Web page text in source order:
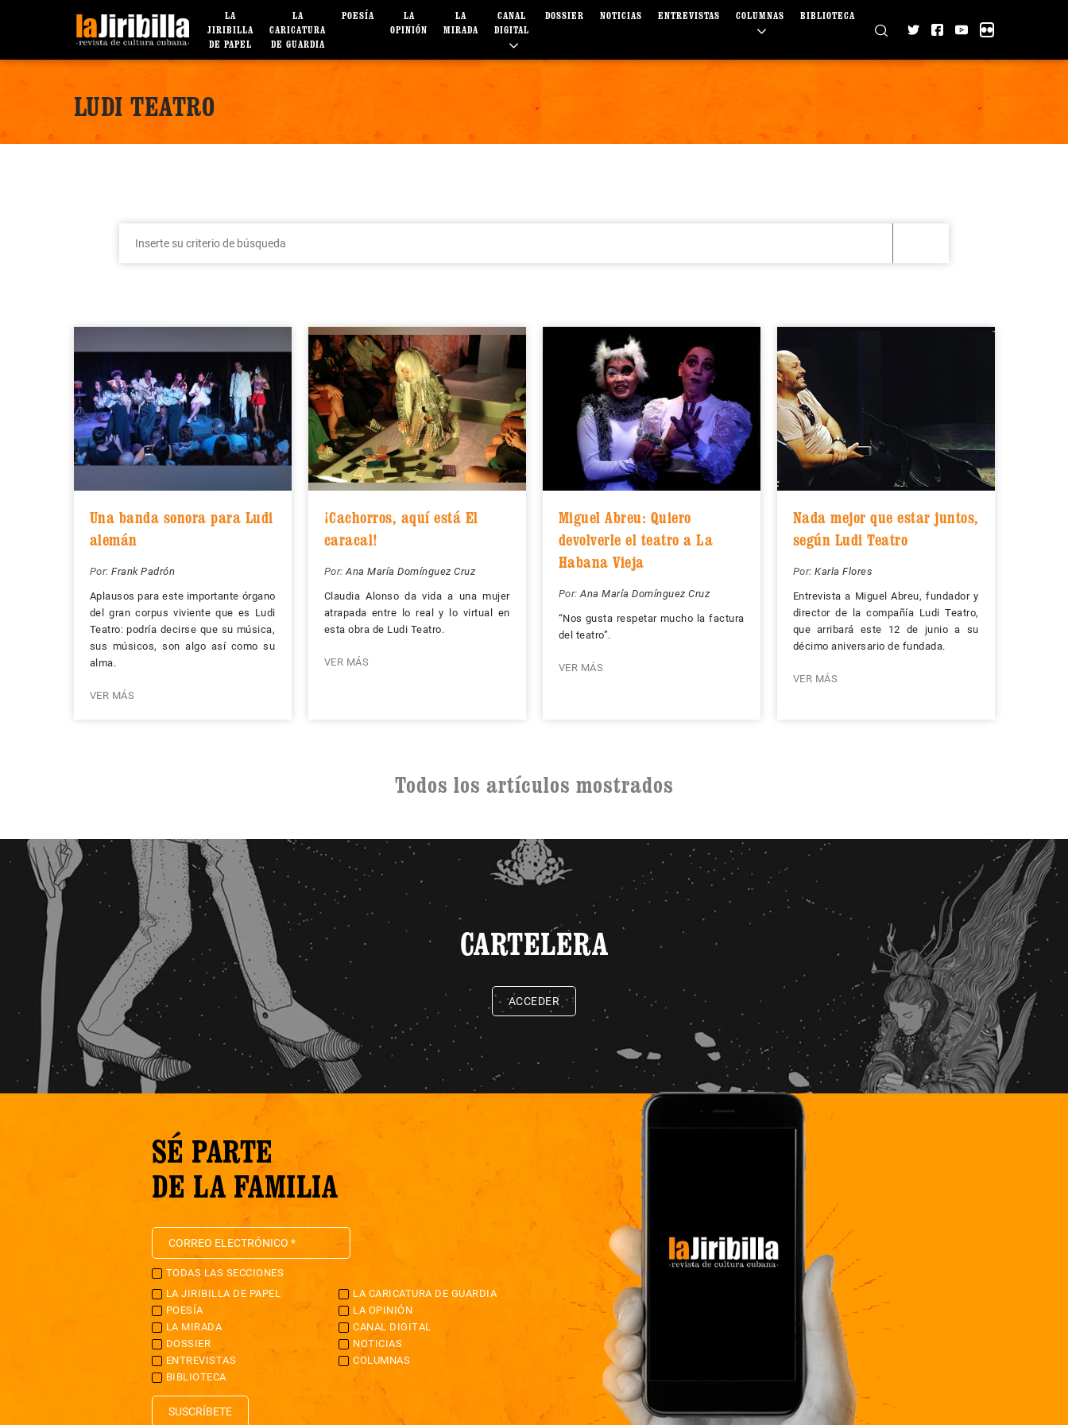
LA
JIRIBILLA
DE PAPEL
LA
CARICATURA
DE GUARDIA
POESÍA
LA
OPINIÓN
LA
MIRADA
CANAL
DIGITAL
DOSSIER NOTICIAS ENTREVISTAS COLUMNAS BIBLIOTECA
LUDI TEATRO
Una banda sonora para Ludi
alemán
Por: Frank Padrón
Aplausos para este importante órgano
del gran corpus viviente que es Ludi
Teatro: podría decirse que su música,
sus músicos, son algo así como su
alma.
VER MÁS
¡Cachorros, aquí está El
caracal!
Por:Ana María Domínguez Cruz
Claudia Alonso da vida a una mujer
atrapada entre lo real y lo virtual en
esta obra de Ludi Teatro.
VER MÁS
Miguel Abreu: Quiero
devolverle el teatro a La
Habana Vieja
Por:Ana María Domínguez Cruz
“Nos gusta respetar mucho la factura
del teatro”.
VER MÁS
Nada mejor que estar juntos,
según Ludi Teatro
Por: Karla Flores
Entrevista a Miguel Abreu, fundador y
director de la compañía Ludi Teatro,
que arribará este 12 de junio a su
décimo aniversario de fundada.
VER MÁS
Todos los artículos mostrados
CARTELERA
ACCEDER
SÉ PARTE
DE LA FAMILIA
TODAS LAS SECCIONES
LA JIRIBILLA DE PAPEL
LA CARICATURA DE GUARDIA
POESÍA
LA OPINIÓN
LA MIRADA
CANAL DIGITAL
DOSSIER
NOTICIAS
ENTREVISTAS
COLUMNAS
BIBLIOTECA
SUSCRÍBETE